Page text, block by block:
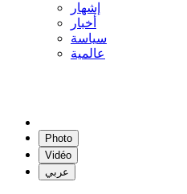
إشهار
أخبار
سياسة
عالمية
Photo
Vidéo
عربي